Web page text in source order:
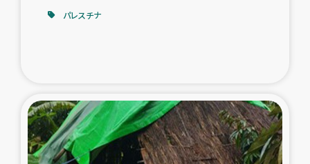
スリランカ 緊急人道支援
スリランカ南部洪水被災者支援
パレスチナ